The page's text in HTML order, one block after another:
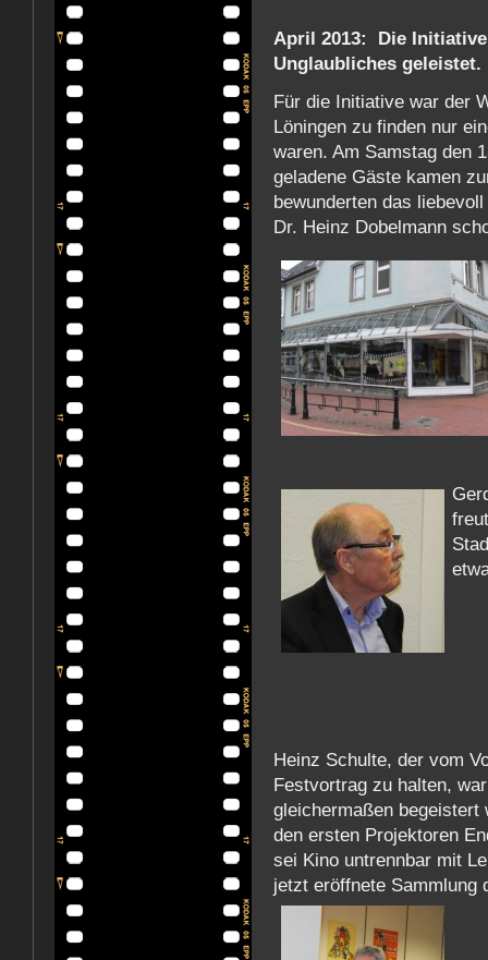
April 2013: Die
Unglaubliches geleistet.
Für die Initiative war der
Löningen zu finden nur
waren. Am Samstag den
geladene Gäste kamen
bewunderten das
Dr. Heinz Dobelmann
Heinz Schulte, der vom
Festvortrag zu halten,
gleichermaßen begeistert
den ersten Projektoren
sei Kino untrennbar mit
jetzt eröffnete Sammlung